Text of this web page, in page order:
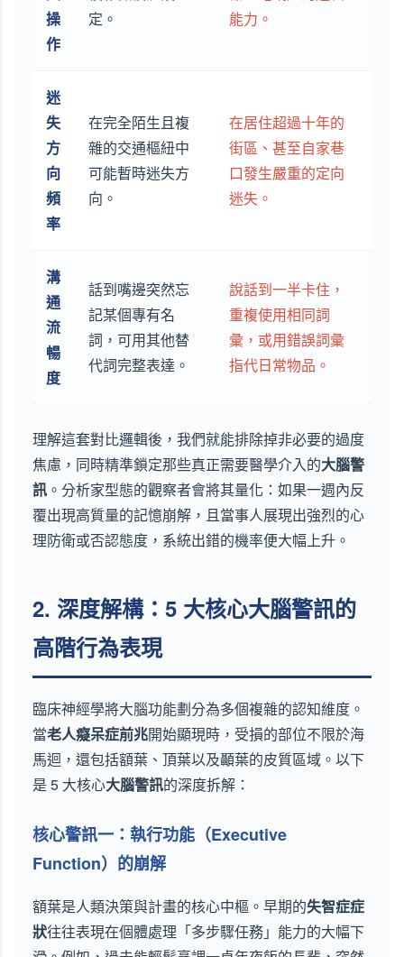
操
作
定。
能力。
迷
失
方
向
頻
率
在完全陌生且複
雜的交通樞紐中
可能暫時迷失方
向。
在居住超過十年的
街區、甚至自家巷
口發生嚴重的定向
迷失。
溝
通
流
暢
度
話到嘴邊突然忘
記某個專有名
詞，可用其他替
代詞完整表達。
說話到一半卡住，
重複使用相同詞
彙，或用錯誤詞彙
指代日常物品。
理解這套對比邏輯後，我們就能排除掉非必要的過度
焦慮，同時精準鎖定那些真正需要醫學介入的大腦警
訊 。分析家型態的觀察者會將其量化：如果一週內反
覆出現高質量的記憶崩解，且當事人展現出強烈的心
理防衛或否認態度，系統出錯的機率便大幅上升。
2. 深度解構：5 大核心大腦警訊的
高階行為表現
臨床神經學將大腦功能劃分為多個複雜的認知維度。
當老人癡呆症前兆開始顯現時，受損的部位不限於海
馬迴，還包括額葉、頂葉以及顳葉的皮質區域。以下
是 5 大核心大腦警訊的深度拆解：
核心警訊一：執行功能（Executive
Function）的崩解
額葉是人類決策與計畫的核心中樞。早期的失智症症
狀往往表現在個體處理「多步驟任務」能力的大幅下